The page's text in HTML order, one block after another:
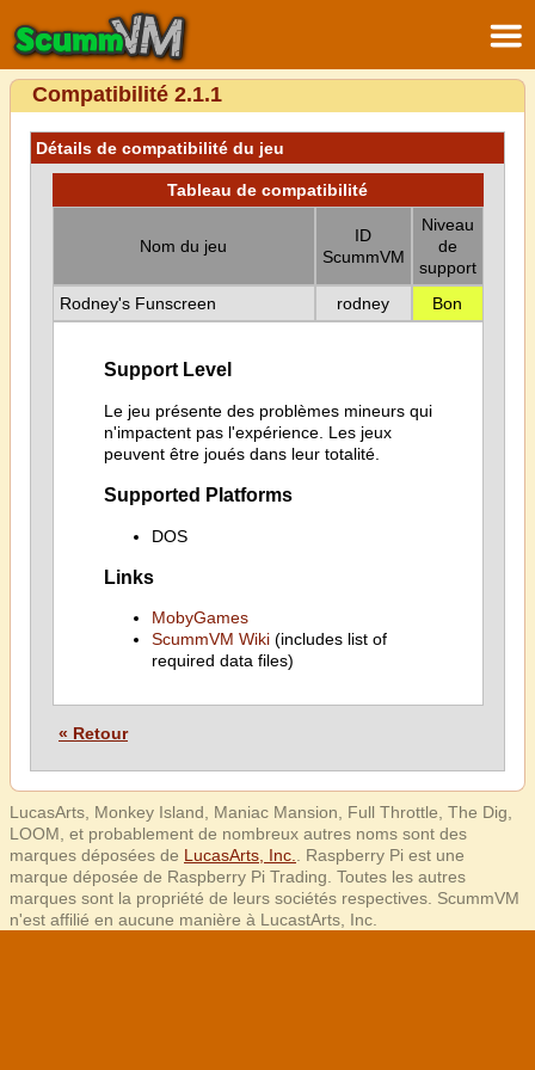
Compatibilité 2.1.1
Détails de compatibilité du jeu
Tableau de compatibilité
Nom du jeu
ID
ScummVM
Niveau
de
support
Rodney's Funscreen
rodney Bon
Support Level
Le jeu présente des problèmes mineurs qui
n'impactent pas l'expérience. Les jeux
peuvent être joués dans leur totalité.
Supported Platforms
DOS
Links
MobyGames
ScummVM Wiki(includes list of
required data files)
« Retour
LucasArts, Monkey Island, Maniac Mansion, Full Throttle, The Dig,
LOOM, et probablement de nombreux autres noms sont des
marques déposées de LucasArts, Inc.
. Raspberry Pi est une
marque déposée de Raspberry Pi Trading. Toutes les autres
marques sont la propriété de leurs sociétés respectives. ScummVM
n'est affilié en aucune manière à LucastArts, Inc.